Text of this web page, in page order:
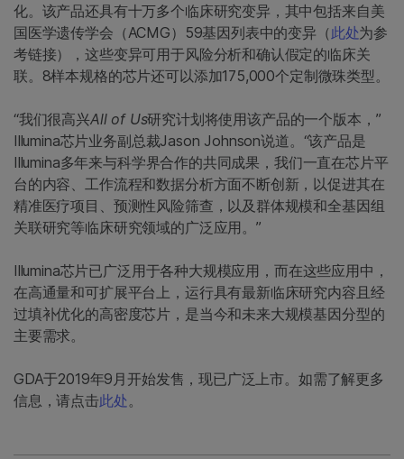
化。该产品还具有十万多个临床研究变异，其中包括来自美
国医学遗传学会（ACMG）59基因列表中的变异（此处为参
考链接），这些变异可用于风险分析和确认假定的临床关
联。8样本规格的芯片还可以添加175,000个定制微珠类型。
“我们很高兴All of Us研究计划将使用该产品的一个版本，”
Illumina芯片业务副总裁Jason Johnson说道。“该产品是
Illumina多年来与科学界合作的共同成果，我们一直在芯片平
台的内容、工作流程和数据分析方面不断创新，以促进其在
精准医疗项目、预测性风险筛查，以及群体规模和全基因组
关联研究等临床研究领域的广泛应用。”
Illumina芯片已广泛用于各种大规模应用，而在这些应用中，
在高通量和可扩展平台上，运行具有最新临床研究内容且经
过填补优化的高密度芯片，是当今和未来大规模基因分型的
主要需求。
GDA于2019年9月开始发售，现已广泛上市。如需了解更多
信息，请点击此处。